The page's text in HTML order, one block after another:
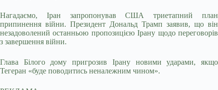
Нагадаємо, Іран запропонував США триетапний план
припинення війни. Президент Дональд Трамп заявив, що він
незадоволений останньою пропозицією Ірану щодо переговорів
з завершення війни.
Глава Білого дому пригрозив Ірану новими ударами, якщо
Тегеран «буде поводитись неналежним чином».